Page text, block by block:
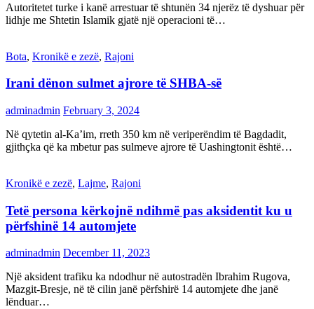
Autoritetet turke i kanë arrestuar të shtunën 34 njerëz të dyshuar për
lidhje me Shtetin Islamik gjatë një operacioni të…
Bota, Kronikë e zezë, Rajoni
Irani dënon sulmet ajrore të SHBA-së
adminadmin February 3, 2024
Në qytetin al-Ka’im, rreth 350 km në veriperëndim të Bagdadit,
gjithçka që ka mbetur pas sulmeve ajrore të Uashingtonit është…
Kronikë e zezë, Lajme, Rajoni
Tetë persona kërkojnë ndihmë pas aksidentit ku u
përfshinë 14 automjete
adminadmin December 11, 2023
Një aksident trafiku ka ndodhur në autostradën Ibrahim Rugova,
Mazgit-Bresje, në të cilin janë përfshirë 14 automjete dhe janë
lënduar…